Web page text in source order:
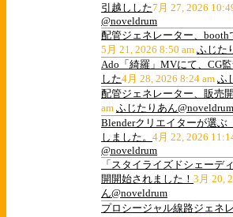
引越しした7月 27, 2026
@noveldrum
配管ジェネレーター、booth
5月 21, 2026 8:50 am ふじた
Ado「綺羅」MVにて、CG
した4月 28, 2026 8:24 am ふ
配管ジェネレーター、販売
am ふじたりあん@noveldrum
Blenderクリエイターが選
しました。 4月 22, 2026
@noveldrum
「スタイライズドシェーデ
開開始されました！ 3月 20,
ん@noveldrum
プロシージャル線路ジェネ